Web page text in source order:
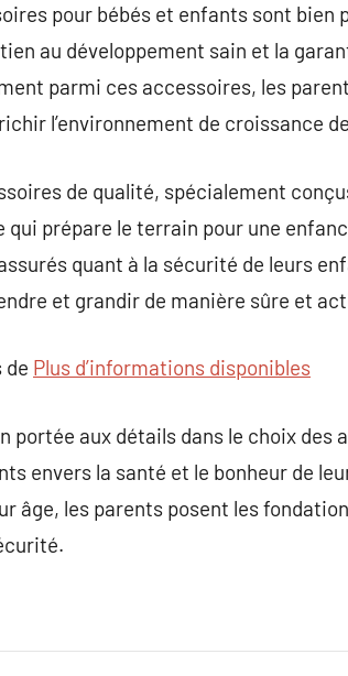
pour bébés et enfants sont
au développement sain et la
parmi ces accessoires, les
l’environnement de croissance
de qualité, spécialement
qui prépare le terrain pour une
quant à la sécurité de leurs
et grandir de manière sûre et
de Plus d’informations disponibles
portée aux détails dans le choix
envers la santé et le bonheur de
âge, les parents posent les